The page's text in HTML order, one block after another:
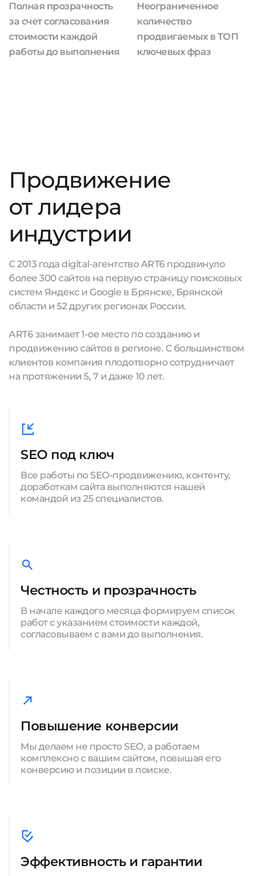
Полная прозрачность
за счет согласования
стоимости каждой
работы до выполнения
Неограниченное
количество
продвигаемых в ТОП
ключевых фраз
Продвижение
от лидера
индустрии
С 2013 года digital-агентство ART6 продвинуло
более 300 сайтов на первую страницу поисковых
систем Яндекс и Google в Брянске, Брянской
области и 52 других регионах России.
ART6 занимает 1-ое место по созданию и
продвижению сайтов в регионе. С большинством
клиентов компания плодотворно сотрудничает
на протяжении 5, 7 и даже 10 лет.
SEO под ключ
Все работы по SEO-продвижению, контенту,
доработкам сайта выполняются нашей
командой из 25 специалистов.
Честность и прозрачность
В начале каждого месяца формируем список
работ с указанием стоимости каждой,
согласовываем с вами до выполнения.
Повышение конверсии
Мы делаем не просто SEO, а работаем
комплексно с вашим сайтом, повышая его
конверсию и позиции в поиске.
Эффективность и гарантии